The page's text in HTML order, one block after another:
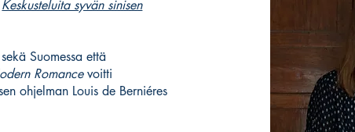
Keskusteluita syvän sinisen
Suomessa että
Romancevoitti
ohjelman Louis de Berniéres